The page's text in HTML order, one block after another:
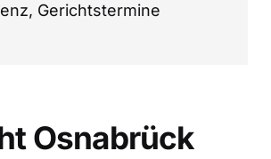
Gerichtstermine
Osnabrück